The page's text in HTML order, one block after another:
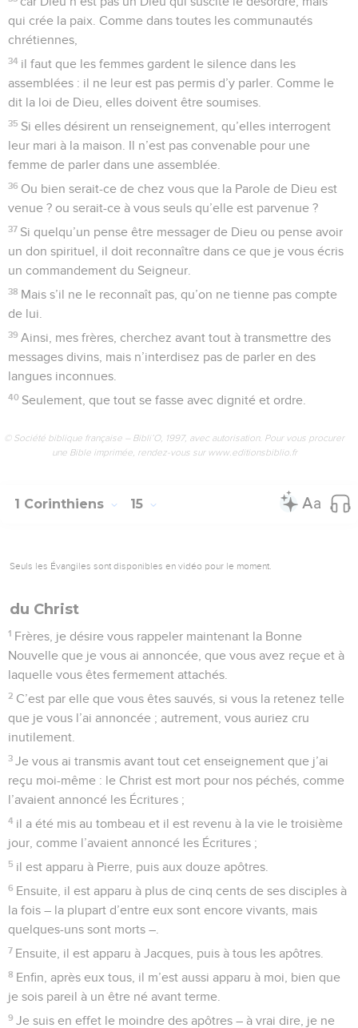
qui crée la paix. Comme dans toutes les communautés
chrétiennes,
34 il faut que les femmes gardent le silence dans les
assemblées : il ne leur est pas permis d’y parler. Comme le
dit la loi de Dieu, elles doivent être soumises.
35 Si elles désirent un renseignement, qu’elles interrogent
leur mari à la maison. Il n’est pas convenable pour une
femme de parler dans une assemblée.
36 Ou bien serait-ce de chez vous que la Parole de Dieu est
venue ? ou serait-ce à vous seuls qu’elle est parvenue ?
37 Si quelqu’un pense être messager de Dieu ou pense avoir
un don spirituel, il doit reconnaître dans ce que je vous écris
un commandement du Seigneur.
38 Mais s’il ne le reconnaît pas, qu’on ne tienne pas compte
de lui.
39 Ainsi, mes frères, cherchez avant tout à transmettre des
messages divins, mais n’interdisez pas de parler en des
langues inconnues.
40 Seulement, que tout se fasse avec dignité et ordre.
© Société biblique française – Bibli’O, 1997, avec autorisation. Pour vous procurer
une Bible imprimée, rendez-vous sur www.editionsbiblio.fr
1 Corinthiens 15
Seuls les Évangiles sont disponibles en vidéo pour le moment.
du Christ
1 Frères, je désire vous rappeler maintenant la Bonne
Nouvelle que je vous ai annoncée, que vous avez reçue et à
laquelle vous êtes fermement attachés.
2 C’est par elle que vous êtes sauvés, si vous la retenez telle
que je vous l’ai annoncée ; autrement, vous auriez cru
inutilement.
3 Je vous ai transmis avant tout cet enseignement que j’ai
reçu moi-même : le Christ est mort pour nos péchés, comme
l’avaient annoncé les Écritures ;
4 il a été mis au tombeau et il est revenu à la vie le troisième
jour, comme l’avaient annoncé les Écritures ;
5 il est apparu à Pierre, puis aux douze apôtres.
6 Ensuite, il est apparu à plus de cinq cents de ses disciples à
la fois – la plupart d’entre eux sont encore vivants, mais
quelques-uns sont morts –.
7 Ensuite, il est apparu à Jacques, puis à tous les apôtres.
8 Enfin, après eux tous, il m’est aussi apparu à moi, bien que
je sois pareil à un être né avant terme.
9 Je suis en effet le moindre des apôtres – à vrai dire, je ne